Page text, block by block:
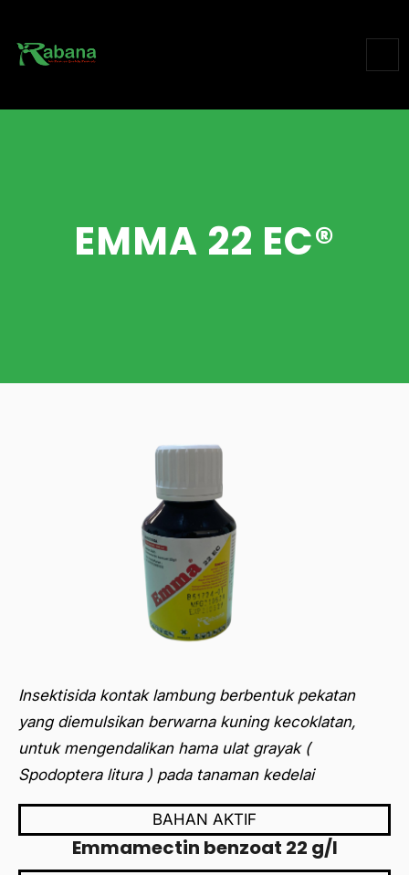
content
EMMA 22 EC®
Insektisida kontak lambung berbentuk pekatan
yang diemulsikan berwarna kuning kecoklatan,
untuk mengendalikan hama ulat grayak (
Spodoptera litura ) pada tanaman kedelai
BAHAN AKTIF
Emmamectin benzoat 22 g/l